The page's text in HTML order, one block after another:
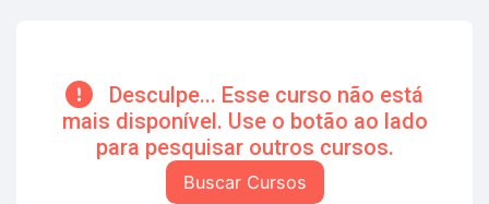
Desculpe... Esse curso não está
mais disponível. Use o botão ao lado
para pesquisar outros cursos.
Buscar Cursos